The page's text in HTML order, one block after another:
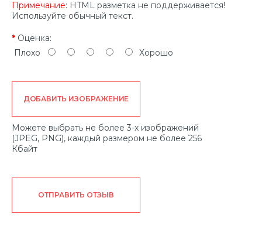
Примечание: HTML разметка не поддерживается!
Используйте обычный текст.
Оценка:
Плохо
Хорошо
ДОБАВИТЬ ИЗОБРАЖЕНИЕ
Можете выбрать не более 3-х изображений
(JPEG, PNG), каждый размером не более 256
Кбайт
ОТПРАВИТЬ ОТЗЫВ